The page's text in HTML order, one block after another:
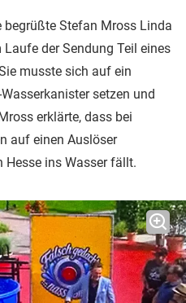
begrüßte Stefan Mross Linda
der Sendung Teil eines
musste sich auf ein
setzen und
erklärte, dass bei
auf einen Auslöser
Hesse ins Wasser fällt.